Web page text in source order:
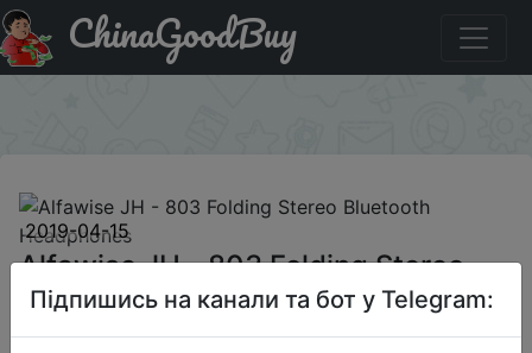
Купити по знижці GBH0402S1 Alfawise JH - 803 Folding
Stereo Bluetooth Headphones
ChinaGoodBuy
2019-04-15
Alfawise JH - 803 Folding Stereo
Bluetooth Headphones
Підпишись на канали та бот у Telegram: